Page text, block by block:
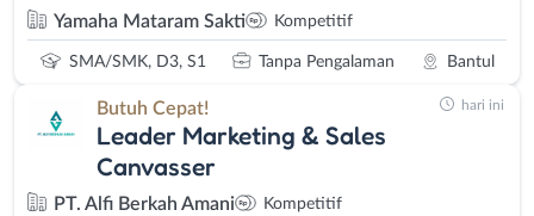
Yamaha Mataram Sakti Kompetitif
SMA/SMK, D3, S1 Tanpa Pengalaman Bantul
Butuh Cepat!
Leader Marketing & Sales
Canvasser
PT. Alfi Berkah Amani Kompetitif
hari ini